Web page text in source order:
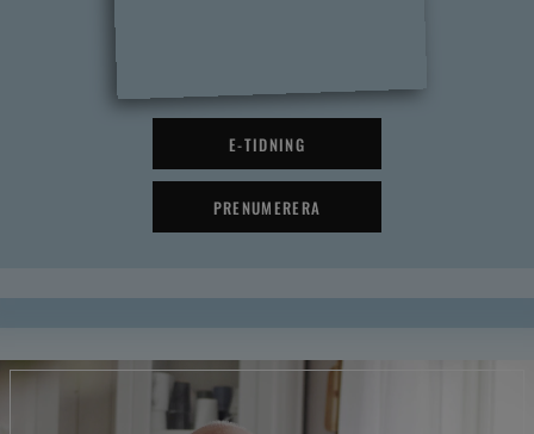
E-TIDNING
PRENUMERERA